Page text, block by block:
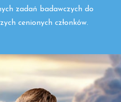
zadań badawczych do
cenionych członków.